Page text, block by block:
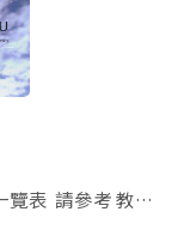
詳情
index.jsp
教務